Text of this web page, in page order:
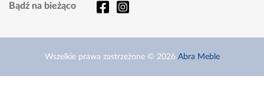
Bądź na bieżąco
Wszelkie prawa zastrzeżone © 2026 Abra Meble